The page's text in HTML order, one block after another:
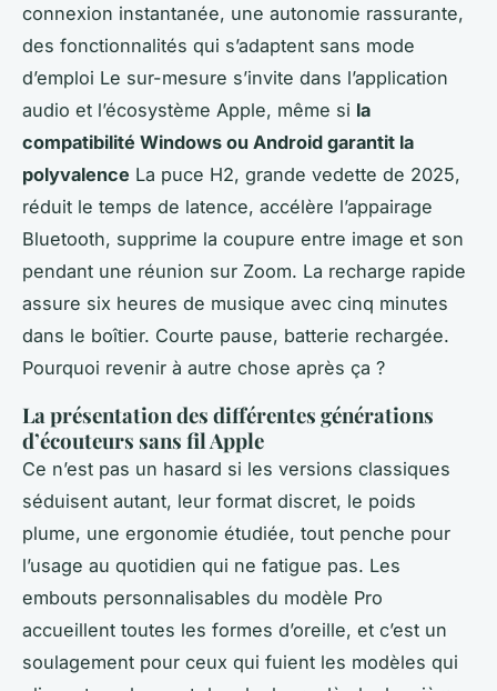
connexion instantanée, une autonomie rassurante,
des fonctionnalités qui s’adaptent sans mode
d’emploi Le sur-mesure s’invite dans l’application
audio et l’écosystème Apple, même si la
compatibilité Windows ou Android garantit la
polyvalence La puce H2, grande vedette de 2025,
réduit le temps de latence, accélère l’appairage
Bluetooth, supprime la coupure entre image et son
pendant une réunion sur Zoom. La recharge rapide
assure six heures de musique avec cinq minutes
dans le boîtier. Courte pause, batterie rechargée.
Pourquoi revenir à autre chose après ça ?
La présentation des différentes générations
d’écouteurs sans fil Apple
Ce n’est pas un hasard si les versions classiques
séduisent autant, leur format discret, le poids
plume, une ergonomie étudiée, tout penche pour
l’usage au quotidien qui ne fatigue pas. Les
embouts personnalisables du modèle Pro
accueillent toutes les formes d’oreille, et c’est un
soulagement pour ceux qui fuient les modèles qui